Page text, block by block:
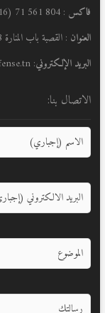
فاكس : 804 561 71 (00216)
العنوان : القصبة باب المنارة 1008
البريد الإلكتروني: defcab@defense.tn
الاتصال بنا: